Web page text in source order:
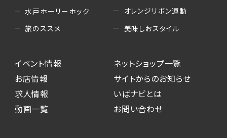
水戸ホーリーホック
旅のススメ
オレンジリボン運動
美味しおスタイル
イベント情報
お店情報
求人情報
動画一覧
ネットショップ一覧
サイトからのお知らせ
いばナビとは
お問い合わせ